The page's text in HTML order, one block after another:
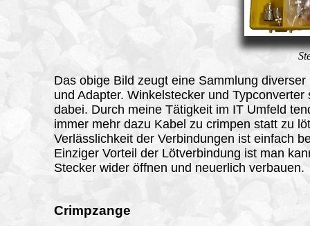
Das obige Bild zeugt eine Sammlung diverser
und Adapter. Winkelstecker und Typconverter
dabei. Durch meine Tätigkeit im IT Umfeld
immer mehr dazu Kabel zu crimpen statt zu
Verlässlichkeit der Verbindungen ist einfach
Einziger Vorteil der Lötverbindung ist man
Stecker wider öffnen und neuerlich verbauen.
Crimpzange